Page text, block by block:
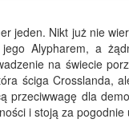
jeden. Nikt już nie
Alypharem, a
na świecie
ściga Crosslanda,
przeciwwagę dla
i stoją za